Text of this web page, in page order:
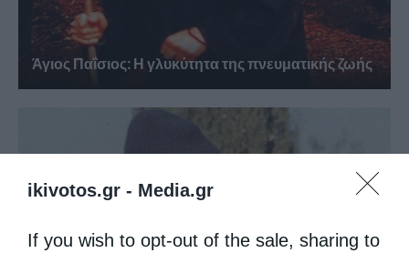
ikivotos.gr - Media.gr
If you wish to opt-out of the sale, sharing to
Άγιος Παΐσιος: Η γλυκύτητα της πνευματικής ζωής